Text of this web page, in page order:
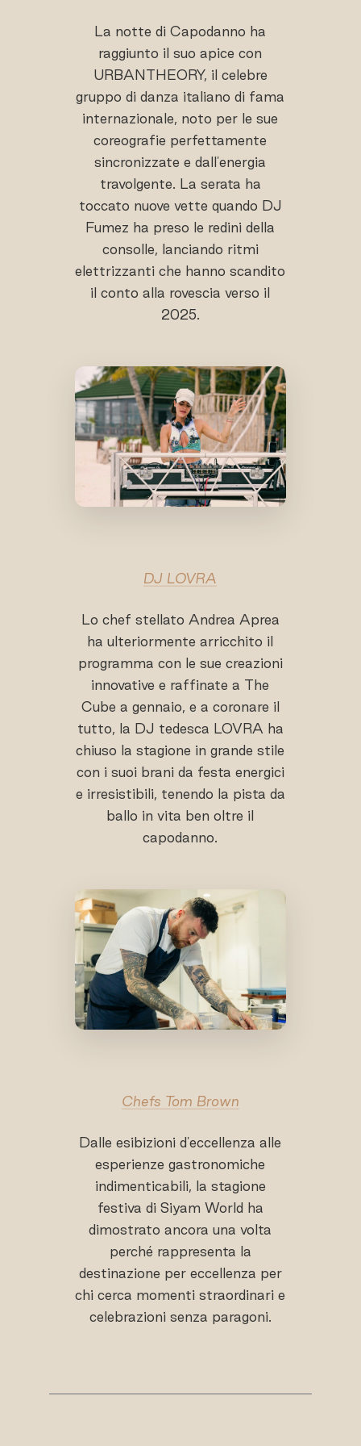
La notte di Capodanno ha
raggiunto il suo apice con
URBANTHEORY, il celebre
gruppo di danza italiano di fama
internazionale, noto per le sue
coreografie perfettamente
sincronizzate e dall'energia
travolgente. La serata ha
toccato nuove vette quando DJ
Fumez ha preso le redini della
consolle, lanciando ritmi
elettrizzanti che hanno scandito
il conto alla rovescia verso il
2025.
DJ LOVRA
Lo chef stellato Andrea Aprea
ha ulteriormente arricchito il
programma con le sue creazioni
innovative e raffinate a The
Cube a gennaio, e a coronare il
tutto, la DJ tedesca LOVRA ha
chiuso la stagione in grande stile
con i suoi brani da festa energici
e irresistibili, tenendo la pista da
ballo in vita ben oltre il
capodanno.
Chefs Tom Brown
Dalle esibizioni d'eccellenza alle
esperienze gastronomiche
indimenticabili, la stagione
festiva di Siyam World ha
dimostrato ancora una volta
perché rappresenta la
destinazione per eccellenza per
chi cerca momenti straordinari e
celebrazioni senza paragoni.